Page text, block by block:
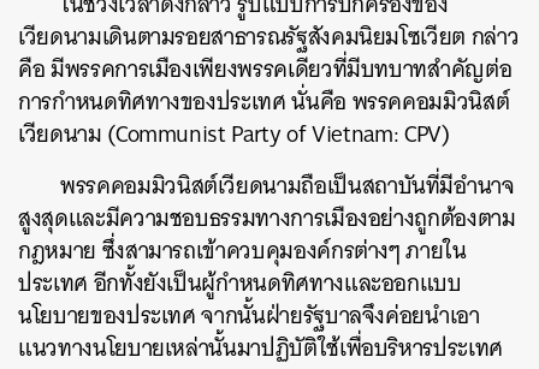
เวียดนามเดินตามรอยสาธารณรัฐสังคมนิยมโซเวียต กล่าว
คือ มีพรรคการเมืองเพียงพรรคเดียวที่มีบทบาทสำคัญต่อ
การกำหนดทิศทางของประเทศ นั่นคือ พรรคคอมมิวนิสต์
เวียดนาม (Communist Party of Vietnam: CPV)
พรรคคอมมิวนิสต์เวียดนามถือเป็นสถาบันที่มีอำนาจ
สูงสุดและมีความชอบธรรมทางการเมืองอย่างถูกต้องตาม
กฎหมาย ซึ่งสามารถเข้าควบคุมองค์กรต่างๆ ภายใน
ประเทศ อีกทั้งยังเป็นผู้กำหนดทิศทางและออกแบบ
นโยบายของประเทศ จากนั้นฝ่ายรัฐบาลจึงค่อยนำเอา
แนวทางนโยบายเหล่านั้นมาปฏิบัติใช้เพื่อบริหารประเทศ